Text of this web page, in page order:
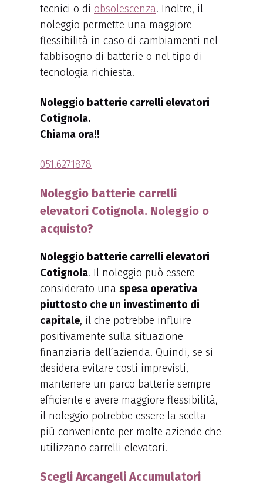
tecnici o di obsolescenza. Inoltre, il
noleggio permette una maggiore
flessibilità in caso di cambiamenti nel
fabbisogno di batterie o nel tipo di
tecnologia richiesta.
Noleggio batterie carrelli elevatori
Cotignola.
Chiama ora!!
051.6271878
Noleggio batterie carrelli
elevatori Cotignola. Noleggio o
acquisto?
Noleggio batterie carrelli elevatori
Cotignola. Il noleggio può essere
considerato una spesa operativa
piuttosto che un investimento di
capitale, il che potrebbe influire
positivamente sulla situazione
finanziaria dell’azienda. Quindi, se si
desidera evitare costi imprevisti,
mantenere un parco batterie sempre
efficiente e avere maggiore flessibilità,
il noleggio potrebbe essere la scelta
più conveniente per molte aziende che
utilizzano carrelli elevatori.
Scegli Arcangeli Accumulatori